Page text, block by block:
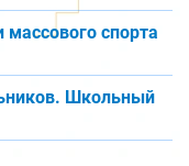
спорта
Школьный